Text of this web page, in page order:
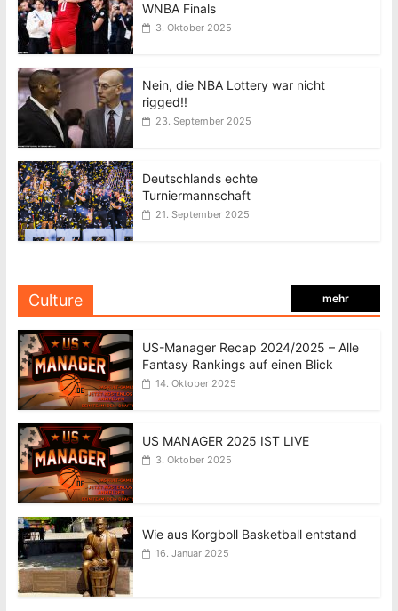
WNBA Finals
3. Oktober 2025
Nein, die NBA Lottery war nicht
rigged!!
23. September 2025
Deutschlands echte
Turniermannschaft
21. September 2025
Culture mehr
US-Manager Recap 2024/2025 – Alle
Fantasy Rankings auf einen Blick
14. Oktober 2025
US MANAGER 2025 IST LIVE
3. Oktober 2025
Wie aus Korgboll Basketball entstand
16. Januar 2025